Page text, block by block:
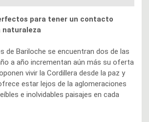
para tener un contacto
naturaleza
de Bariloche se encuentran dos de las
a año incrementan aún más su oferta
vivir la Cordillera desde la paz y
estar lejos de la aglomeraciones
e inolvidables paisajes en cada